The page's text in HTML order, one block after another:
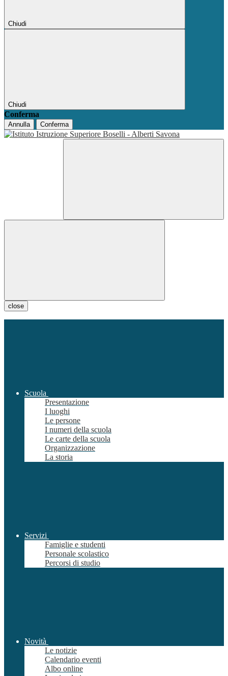
Chiudi
Chiudi
Conferma
Annulla Conferma
close
Scuola
Presentazione
I luoghi
Le persone
I numeri della scuola
Le carte della scuola
Organizzazione
La storia
Servizi
Famiglie e studenti
Personale scolastico
Percorsi di studio
Novità
Le notizie
Calendario eventi
Albo online